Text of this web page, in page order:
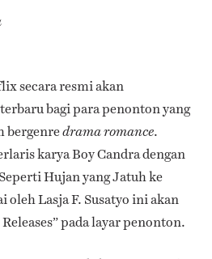
secara resmi akan
bagi para penonton yang
bergenredrama romance.
karya Boy Candra dengan
Hujan yang Jatuh ke
oleh Lasja F. Susatyo ini akan
pada layar penonton.